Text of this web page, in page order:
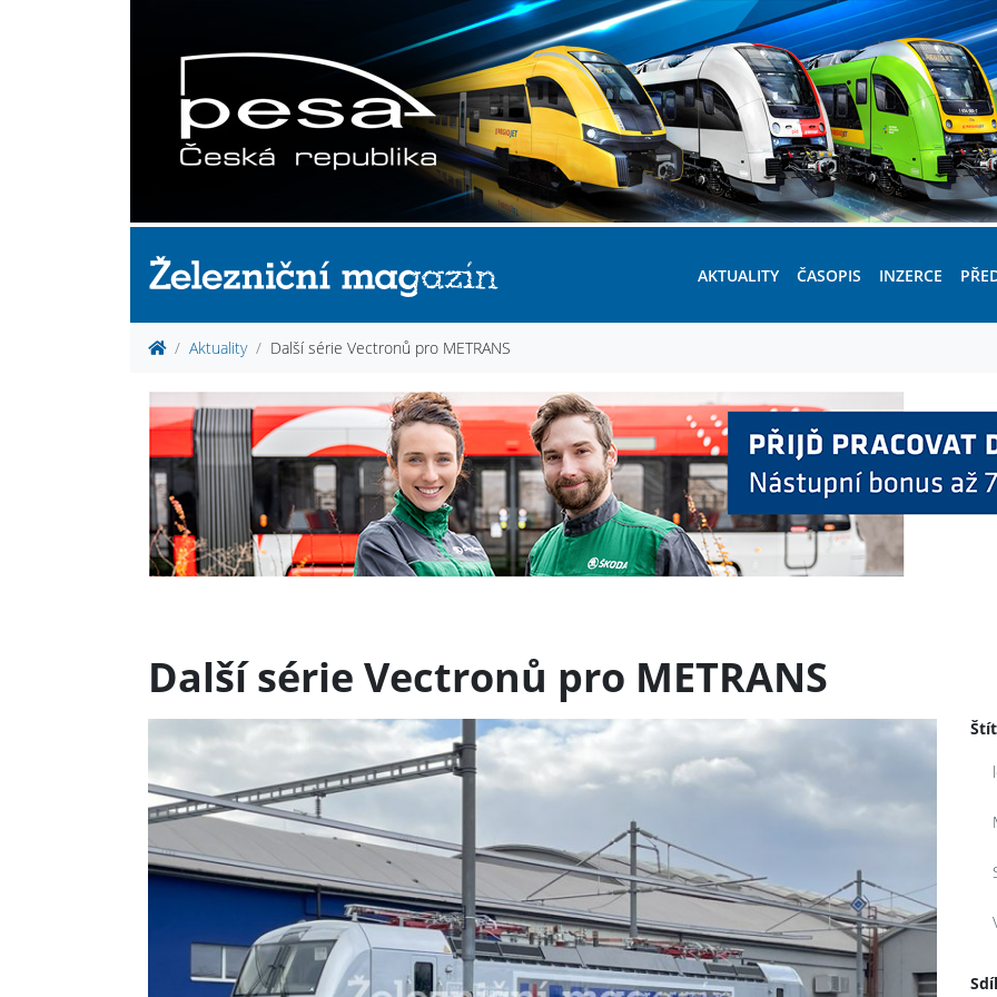
AKTUALITY ČASOPIS INZERCE
Aktuality Další série Vectronů pro METRANS
Další série Vectronů pro METRANS